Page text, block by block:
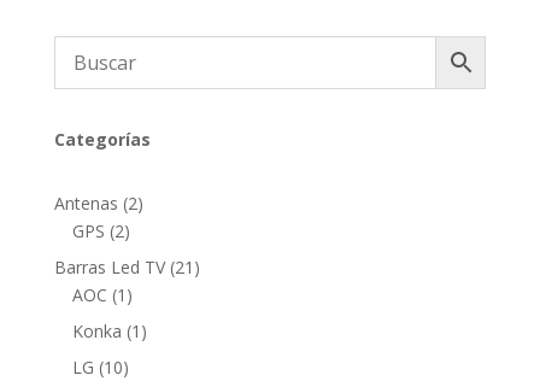
Categorías
Antenas 22
GPS 22
productos
Barras Led TV 21 21
AOC 1 1
producto
Konka 1 1
LG 1010